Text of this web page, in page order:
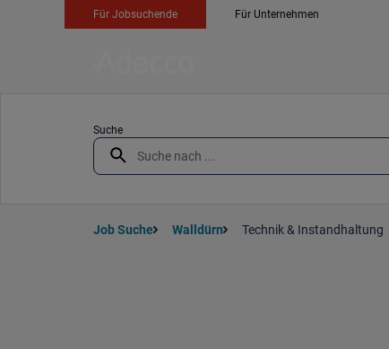
Für Jobsuchende Für Unternehmen
Suche
Job Suche Walldürn Technik & Instandhaltung